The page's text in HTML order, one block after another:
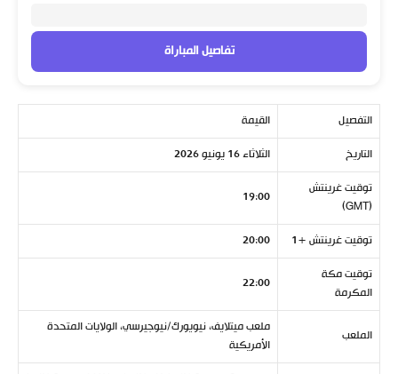
تفاصيل المباراة
التفصيل
القيمة
التاريخ
الثلاثاء 16 يونيو 2026
توقيت غرينتش
(GMT)
19:00
توقيت غرينتش +1
20:00
توقيت مكة
المكرمة
22:00
الملعب
ملعب ميتلايف، نيويورك/نيوجيرسي، الولايات المتحدة
الأمريكية